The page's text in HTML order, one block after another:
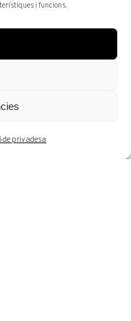
i funcions.
de privadesa